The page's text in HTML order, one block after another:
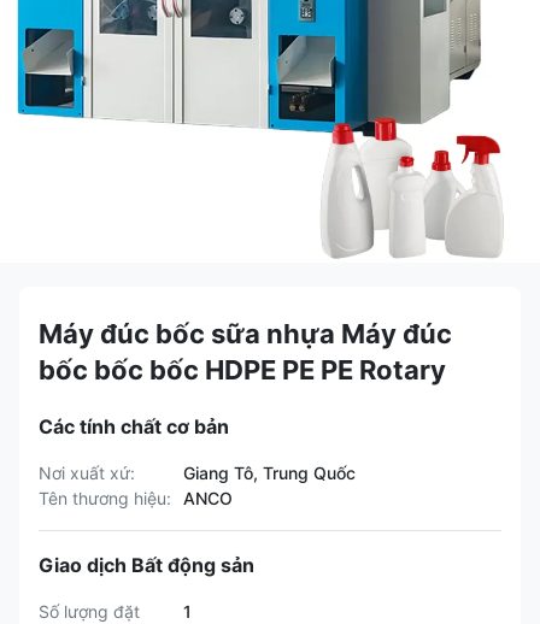
Máy đúc bốc sữa nhựa Máy đúc
bốc bốc bốc HDPE PE PE Rotary
Các tính chất cơ bản
Nơi xuất xứ:
Giang Tô, Trung Quốc
Tên thương hiệu:
ANCO
Giao dịch Bất động sản
Số lượng đặt
1